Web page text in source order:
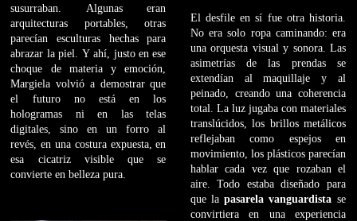
susurraban. Algunas eran
arquitecturas portables, otras
parecían esculturas hechas para
abrazar la piel. Y ahí, justo en ese
choque de materia y emoción,
Margiela volvió a demostrar que
el futuro no está en los
hologramas ni en las telas
digitales, sino en un forro al
revés, en una costura expuesta, en
esa cicatriz visible que se
convierte en belleza pura.
El desfile en sí fue otra historia.
No era solo ropa caminando: era
una orquesta visual y sonora. Las
asimetrías de las prendas se
extendían al maquillaje y al
peinado, creando una coherencia
total. La luz jugaba con materiales
translúcidos, los brillos metálicos
reflejaban como espejos en
movimiento, los plásticos parecían
hablar cada vez que rozaban el
aire. Todo estaba diseñado para
que la pasarela vanguardistase
convirtiera en una experiencia